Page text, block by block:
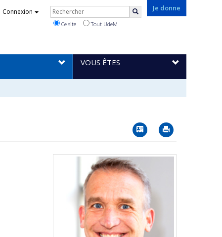
Je donne
Connexion Rechercher
Ce site Tout UdeM
VOUS ÊTES
Vcard